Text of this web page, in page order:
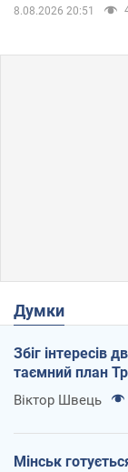
8.08.2026 20:51
Думки
Збіг інтересів
таємний план
Віктор Швець
Мінськ